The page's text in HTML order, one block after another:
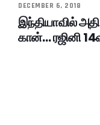
DECEMBER 6, 2018
இந்தியாவில்
கான்… ரஜினி